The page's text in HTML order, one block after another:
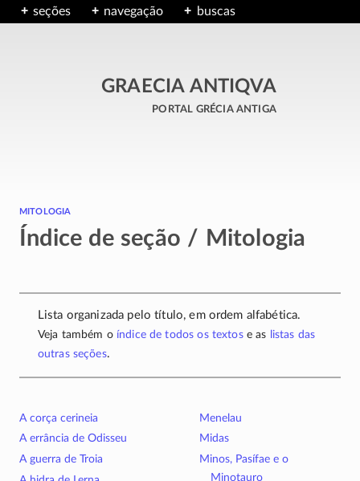
seções navegação buscas
GRAECIA ANTIQVA
portal grécia antiga
mitologia
Índice de seção / Mitologia
Lista organizada pelo título, em ordem alfabética.
Veja também o índice de todos os textose as
listas das
outras seções.
A corça cerineia
A errância de Odisseu
A guerra de Troia
Menelau
Midas
Minos, Pasífae e o
Minotauro